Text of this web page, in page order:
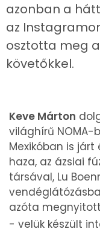
azonban a
az
osztotta meg
követőkkel.
Keve Márton
világhírű NOMA-
Mexikóban is
haza, az ázsiai
társával, Lu
azóta
- velük készült